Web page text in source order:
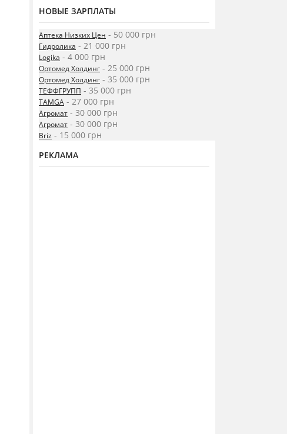
НОВЫЕ ЗАРПЛАТЫ
Аптека Низких Цен - 50 000 грн
Гидролика - 21 000 грн
Logika - 4 000 грн
Ортомед Холдинг - 25 000 грн
Ортомед Холдинг - 35 000 грн
ТЕФФГРУПП - 35 000 грн
TAMGA - 27 000 грн
Агромат - 30 000 грн
Агромат - 30 000 грн
Briz - 15 000 грн
РЕКЛАМА